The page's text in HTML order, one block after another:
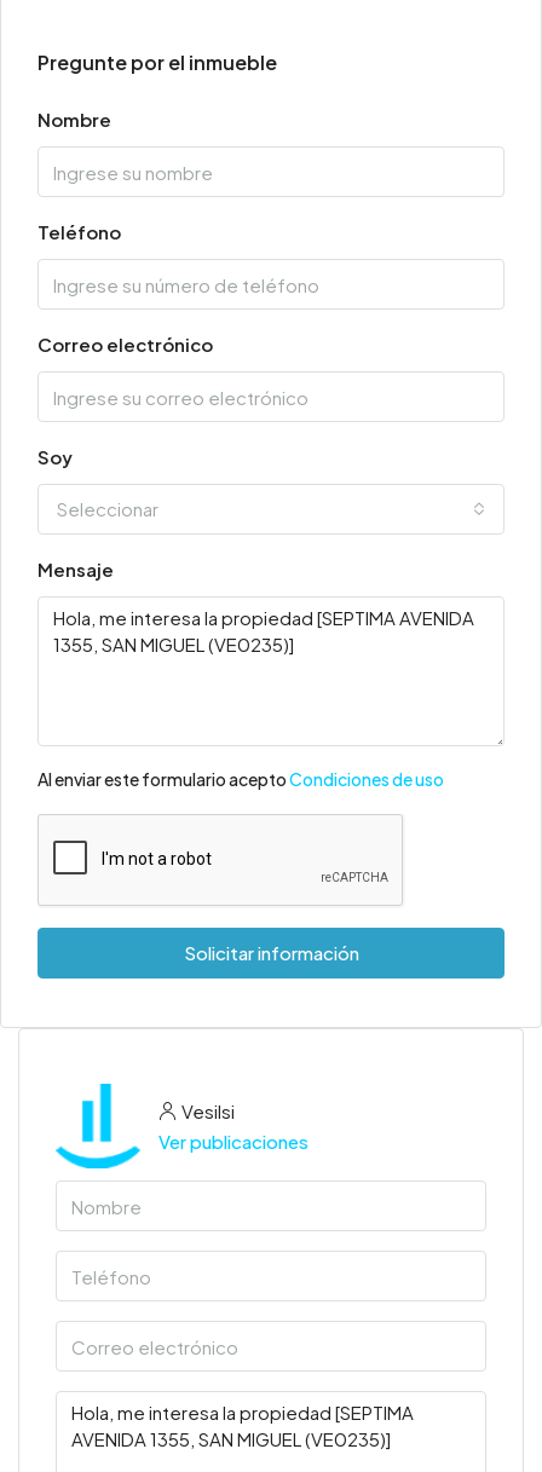
Pregunte por el inmueble
Nombre
Teléfono
Correo electrónico
Soy
Seleccionar
Mensaje
Al enviar este formulario aceptoCondiciones de uso
Solicitar información
Vesilsi
Ver publicaciones